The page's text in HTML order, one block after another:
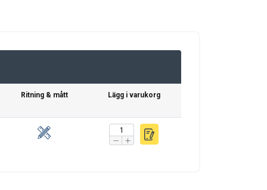
Ritning & mått Lägg i varukorg